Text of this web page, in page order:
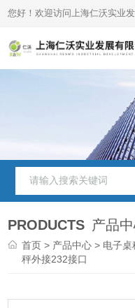
您好！欢迎访问上海仁沃实业
PRODUCTS 产品
首页 > 产品中心 > 电子桌
秤外接232接口